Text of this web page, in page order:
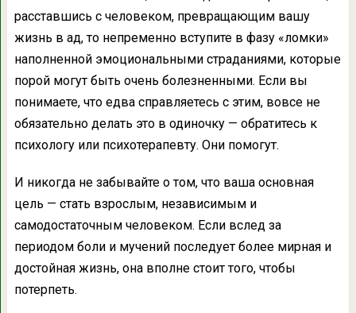
расставшись с человеком, превращающим вашу
жизнь в ад, то непременно вступите в фазу «ломки»
наполненной эмоциональными страданиями, которые
порой могут быть очень болезненными. Если вы
понимаете, что едва справляетесь с этим, вовсе не
обязательно делать это в одиночку — обратитесь к
психологу или психотерапевту. Они помогут.
И никогда не забывайте о том, что ваша основная
цель — стать взрослым, независимым и
самодостаточным человеком. Если вслед за
периодом боли и мучений последует более мирная и
достойная жизнь, она вполне стоит того, чтобы
потерпеть.